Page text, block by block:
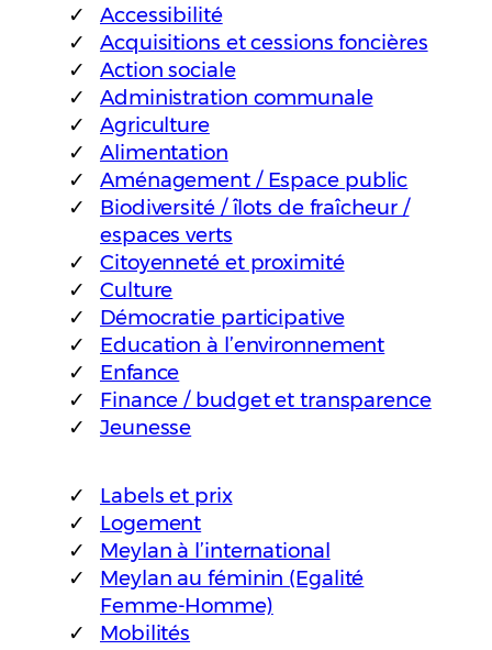
Accessibilité
Acquisitions et cessions foncières
Action sociale
Administration communale
Agriculture
Alimentation
Aménagement / Espace public
Biodiversité / îlots de fraîcheur /
espaces verts
Citoyenneté et proximité
Culture
Démocratie participative
Education à l’environnement
Enfance
Finance / budget et transparence
Jeunesse
Labels et prix
Logement
Meylan à l’international
Meylan au féminin (Egalité
Femme-Homme)
Mobilités